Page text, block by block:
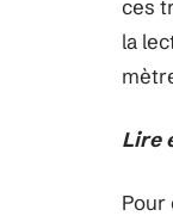
ces
la
Lire
Pour